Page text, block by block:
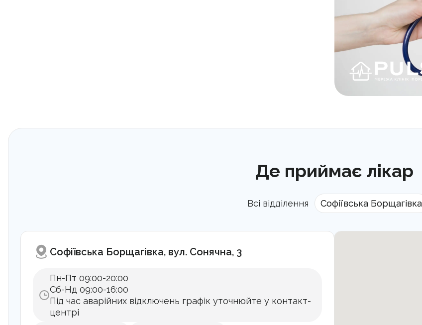
Де приймає лікар
Всі відділення Софіївська Борщагівка
Софіївська Борщагівка, вул. Сонячна, 3
Пн-Пт 09:00-20:00
Сб-Нд 09:00-16:00
Під час аварійних відключень графік уточнюйте у контакт-
центрі